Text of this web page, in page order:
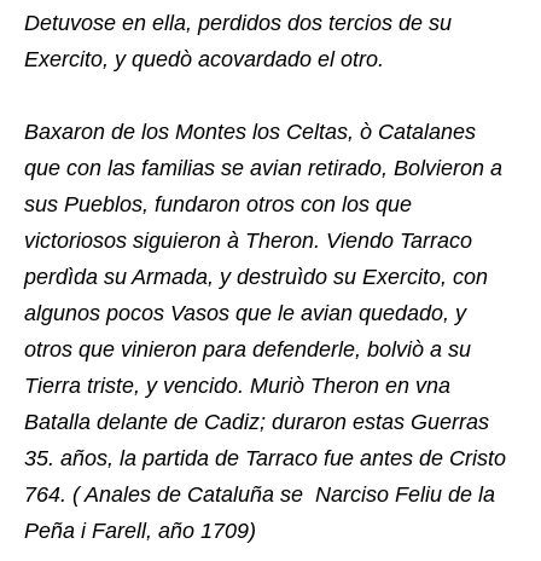
Detuvose en ella, perdidos dos tercios de su
Exercito, y quedò acovardado el otro.
Baxaron de los Montes los Celtas, ò Catalanes
que con las familias se avian retirado, Bolvieron a
sus Pueblos, fundaron otros con los que
victoriosos siguieron à Theron. Viendo Tarraco
perdìda su Armada, y destruìdo su Exercito, con
algunos pocos Vasos que le avian quedado, y
otros que vinieron para defenderle, bolviò a su
Tierra triste, y vencido. Muriò Theron en vna
Batalla delante de Cadiz; duraron estas Guerras
35. años, la partida de Tarraco fue antes de Cristo
764. ( Anales de Cataluña se Narciso Feliu de la
Peña i Farell, año 1709)